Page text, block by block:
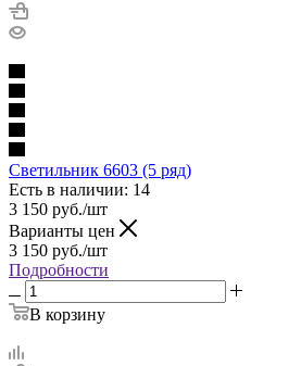
Светильник 6603 (5 ряд)
Есть в наличии: 14
3 150 руб./шт
Варианты цен
3 150 руб./шт
Подробности
В корзину